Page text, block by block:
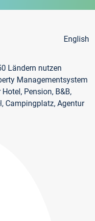
English
Ländern nutzen
Managementsystem
Pension, B&B,
Campingplatz, Agentur